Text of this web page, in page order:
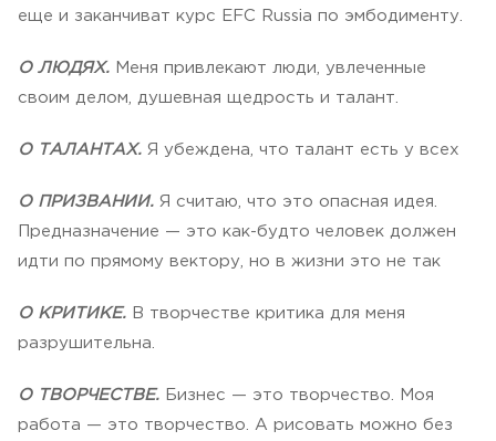
еще и заканчиват курс EFC Russia по эмбодименту.
О ЛЮДЯХ. Меня привлекают люди, увлеченные
своим делом, душевная щедрость и талант.
О ТАЛАНТАХ. Я убеждена, что талант есть у всех
О ПРИЗВАНИИ. Я считаю, что это опасная идея.
Предназначение — это как-будто человек должен
идти по прямому вектору, но в жизни это не так
О КРИТИКЕ. В творчестве критика для меня
разрушительна.
О ТВОРЧЕСТВЕ. Бизнес — это творчество. Моя
работа — это творчество. А рисовать можно без